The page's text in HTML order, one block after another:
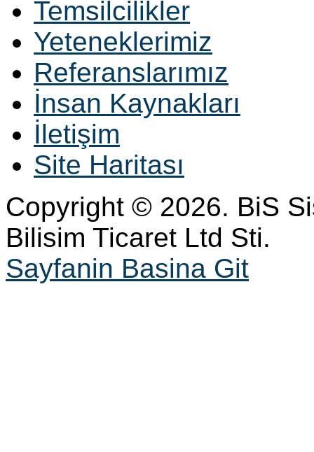
Temsilcilikler
Yeteneklerimiz
Referanslarımız
İnsan Kaynakları
İletişim
Site Haritası
Copyright © 2026. BiS
Bilisim Ticaret Ltd Sti.
Sayfanin Basina Git